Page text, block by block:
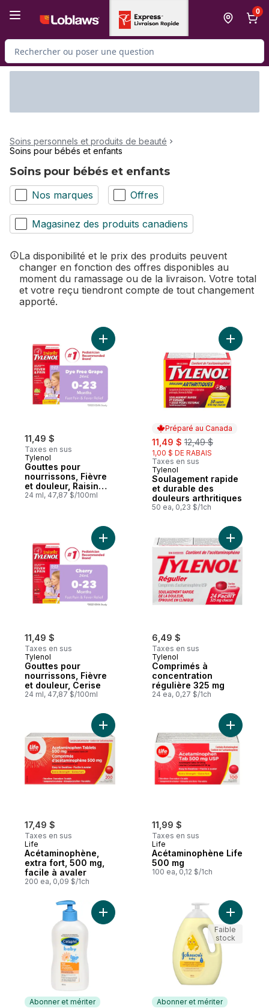
0
Rechercher des produits
Soins personnels et produits de beauté
Soins pour bébés et enfants
Soins pour bébés et enfants
Nos marques Offres
Magasinez des produits canadiens
La disponibilité et le prix des produits peuvent
changer en fonction des offres disponibles au
moment du ramassage ou de la livraison. Votre total
et votre reçu tiendront compte de tout changement
apporté.
11,49 $
Taxes en sus
Tylenol
Gouttes pour
nourrissons, Fièvre
et douleur, Raisin
sans colorant
24 ml, 47,87 $/100ml
Ajouter Gouttes pour nourrissons, Fièvre
Préparé au Canada
sale:
11,49 $ , formerly:
12,49 $
1,00 $ DE RABAIS
Taxes en sus
Préparé au Canada
Tylenol
Soulagement rapide
et durable des
douleurs arthritiques
50 ea, 0,23 $/1ch
Ajouter
11,49 $
Taxes en sus
Tylenol
Gouttes pour
nourrissons, Fièvre
et douleur, Cerise
24 ml, 47,87 $/100ml
Ajouter Gouttes pour nourrissons, Fièvre
6,49 $
Taxes en sus
Tylenol
Comprimés à
concentration
régulière 325 mg
24 ea, 0,27 $/1ch
Ajouter
17,49 $
Taxes en sus
Life
Acétaminophène,
extra fort, 500 mg,
facile à avaler
200 ea, 0,09 $/1ch
Ajouter Acétaminophène, extra fort, 500
11,99 $
Taxes en sus
Life
Acétaminophène Life
500 mg
100 ea, 0,12 $/1ch
Ajouter
Abonner et mériter
Ajouter Gel nettoyant et shampoing
Abonner et mériter
Ajouter
Faible
stock